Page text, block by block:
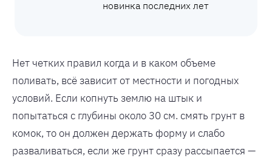
новинка последних лет
Нет четких правил когда и в каком объеме
поливать, всё зависит от местности и погодных
условий. Если копнуть землю на штык и
попытаться с глубины около 30 см. смять грунт в
комок, то он должен держать форму и слабо
разваливаться, если же грунт сразу рассыпается —